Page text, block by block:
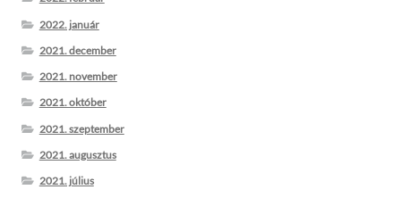
2022. január
2021. december
2021. november
2021. október
2021. szeptember
2021. augusztus
2021. július